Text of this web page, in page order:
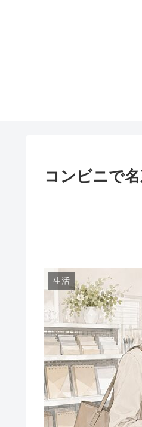
コンビニで
生活